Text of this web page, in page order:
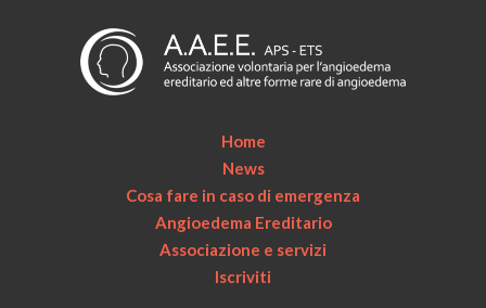
Home
News
Cosa fare in caso di emergenza
Angioedema Ereditario
Associazione e servizi
Iscriviti